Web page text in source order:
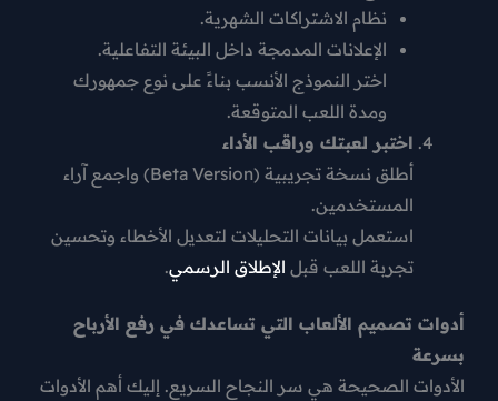
نظام الاشتراكات الشهرية.
الإعلانات المدمجة داخل البيئة التفاعلية.
اختر النموذج الأنسب بناءً على نوع جمهورك
ومدة اللعب المتوقعة.
اختبر لعبتك وراقب الأداء
أطلق نسخة تجريبية (Beta Version) واجمع آراء
المستخدمين.
استعمل بيانات التحليلات لتعديل الأخطاء وتحسين
تجربة اللعب قبل الإطلاق الرسمي.
أدوات تصميم الألعاب التي تساعدك في رفع الأرباح
بسرعة
الأدوات الصحيحة هي سر النجاح السريع. إليك أهم الأدوات